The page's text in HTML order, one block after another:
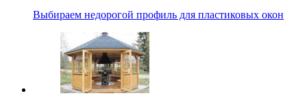
Выбираем недорогой профиль для пластиковых окон